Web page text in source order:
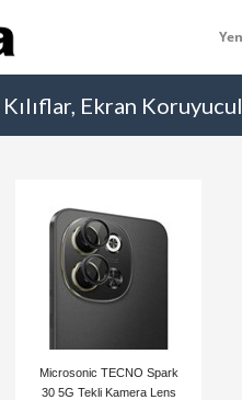
Ekran
Microsonic TECNO Spark
30 5G Tekli Kamera Lens